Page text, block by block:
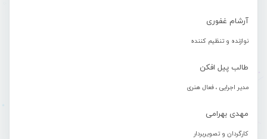
آرشام غفوری
نوازنده و تنظیم کننده
طالب پیل افکن
مدیر اجرایی ، فعال هنری
مهدی بهرامی
کارگردان و تصویربردار